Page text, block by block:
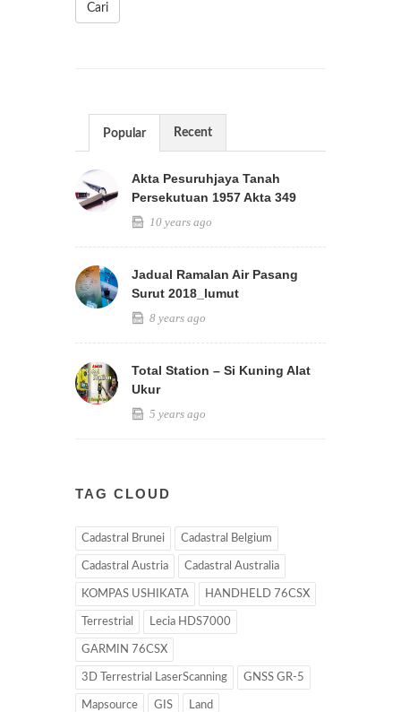
Cari
Popular Recent
Akta Pesuruhjaya Tanah
Persekutuan 1957 Akta 349
10 years ago
Jadual Ramalan Air Pasang
Surut 2018_lumut
8 years ago
Total Station – Si Kuning Alat
Ukur
5 years ago
TAG CLOUD
Cadastral Brunei Cadastral Belgium
Cadastral Austria Cadastral Australia
KOMPAS USHIKATA HANDHELD 76CSX
Terrestrial Lecia HDS7000
GARMIN 76CSX
3D Terrestrial LaserScanning GNSS GR-5
Mapsource GIS Land